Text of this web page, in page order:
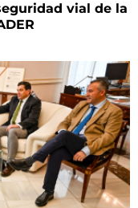
vial de la